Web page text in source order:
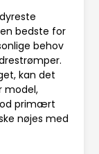
bedste for
behov
kan det
model,
primært
nøjes med